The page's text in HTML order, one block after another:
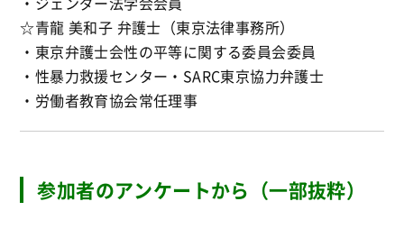
☆青龍 美和子 弁護士（東京法律事務所）
・東京弁護士会性の平等に関する委員会委員
・性暴力救援センター・SARC東京協力弁護士
・労働者教育協会常任理事
参加者のアンケートから（一部抜粋）